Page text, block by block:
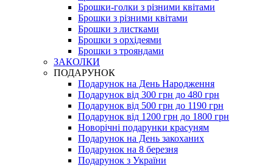
Брошки-голки з різними квітами
Брошки з різними квітами
Брошки з листками
Брошки з орхідеями
Брошки з трояндами
ЗАКОЛКИ
ПОДАРУНОК
Подарунок на День Народження
Подарунок від 300 грн до 480 грн
Подарунок від 500 грн до 1190 грн
Подарунок від 1200 грн до 1800 грн
Новорічні подарунки красуням
Подарунок на День закоханих
Подарунок на 8 березня
Подарунок з України